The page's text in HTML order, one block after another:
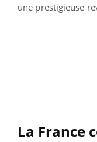
une prestigieuse
La France